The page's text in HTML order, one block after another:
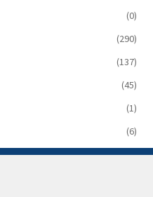
(0)
(290)
(137)
(45)
(1)
(6)